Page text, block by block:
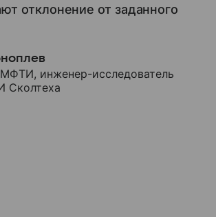
отклонение от заданного
инженер-исследователь
Сколтеха